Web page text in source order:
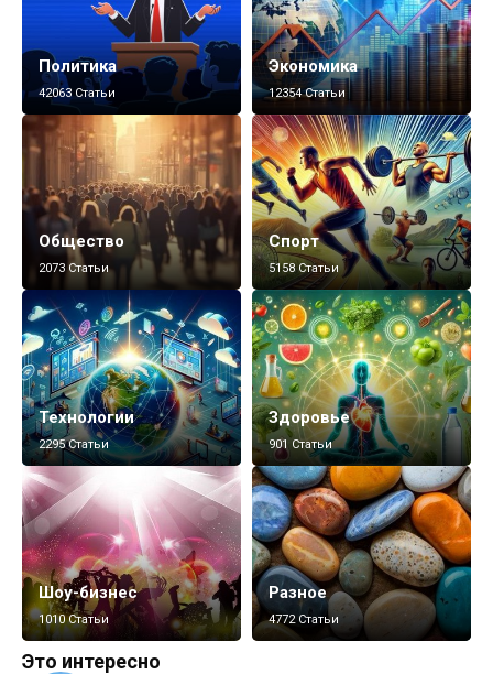
Политика
42063 Статьи
Экономика
12354 Статьи
Общество
2073 Статьи
Спорт
5158 Статьи
Технологии
2295 Статьи
Здоровье
901 Статьи
Шоу-бизнес
1010 Статьи
Разное
4772 Статьи
Это интересно